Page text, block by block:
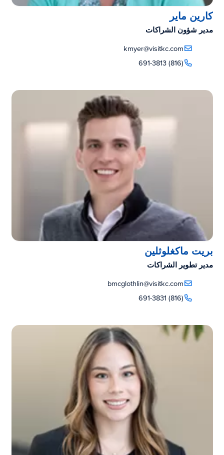
كارين ماير
مدير شؤون الشراكات
kmyer@visitkc.com
(816) 691-3813
بريت ماكغلوثلين
مدير تطوير الشراكات
bmcglothlin@visitkc.com
(816) 691-3831